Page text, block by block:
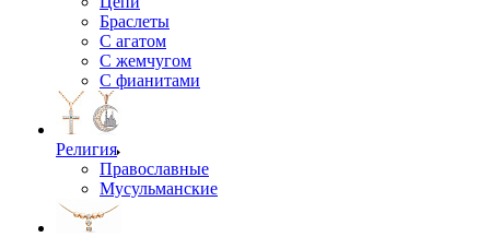
Браслеты
С агатом
С жемчугом
С фианитами
Религия
Православные
Мусульманские